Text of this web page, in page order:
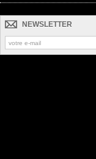
NEWSLETTER